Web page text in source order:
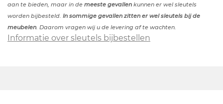
aan te bieden, maar in de meeste gevallen kunnen er wel sleutels
worden bijbesteld. In sommige gevallen zitten er wel sleutels bij de
meubelen . Daarom vragen wij u de levering af te wachten.
Informatie over sleutels bijbestellen